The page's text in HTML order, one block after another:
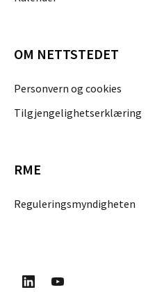
OM NETTSTEDET
Personvern og cookies
Tilgjengelighetserklæring
RME
Reguleringsmyndigheten